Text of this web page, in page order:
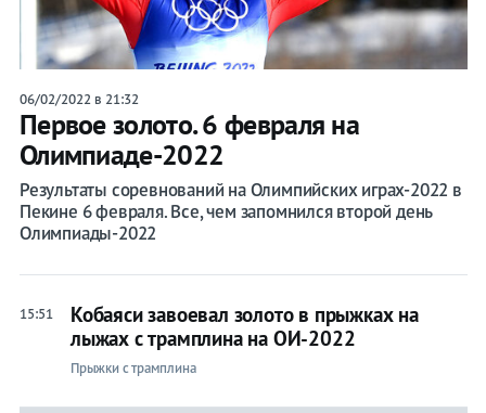
06/02/2022 в 21:32
Первое золото. 6 февраля на
Олимпиаде-2022
Результаты соревнований на Олимпийских играх-2022 в
Пекине 6 февраля. Все, чем запомнился второй день
Олимпиады-2022
15:51
Кобаяси завоевал золото в прыжках на
лыжах с трамплина на ОИ-2022
Прыжки с трамплина